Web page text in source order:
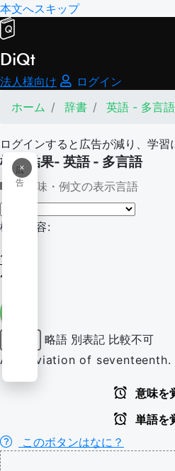
本文へスキップ
DiQt
法人様向け
ログイン
ホーム
辞書 英語 - 多言語
ログインすると広告が減り、学習
×
広
告
検索結果- 英語 - 多言語
意味・例文の表示言語
検索内容:
17th-
17th
略語 別表記 比較不可
Abbreviation of seventeenth.
意味を
単語を
このボタンはなに？